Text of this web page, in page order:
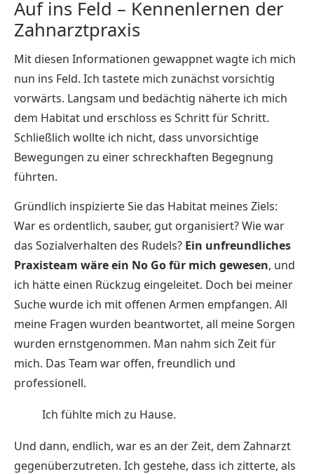
Auf ins Feld – Kennenlernen der
Zahnarztpraxis
Mit diesen Informationen gewappnet wagte ich mich
nun ins Feld. Ich tastete mich zunächst vorsichtig
vorwärts. Langsam und bedächtig näherte ich mich
dem Habitat und erschloss es Schritt für Schritt.
Schließlich wollte ich nicht, dass unvorsichtige
Bewegungen zu einer schreckhaften Begegnung
führten.
Gründlich inspizierte Sie das Habitat meines Ziels:
War es ordentlich, sauber, gut organisiert? Wie war
das Sozialverhalten des Rudels? Ein unfreundliches
Praxisteam wäre ein No Go für mich gewesen, und
ich hätte einen Rückzug eingeleitet. Doch bei meiner
Suche wurde ich mit offenen Armen empfangen. All
meine Fragen wurden beantwortet, all meine Sorgen
wurden ernstgenommen. Man nahm sich Zeit für
mich. Das Team war offen, freundlich und
professionell.
Ich fühlte mich zu Hause.
Und dann, endlich, war es an der Zeit, dem Zahnarzt
gegenüberzutreten. Ich gestehe, dass ich zitterte, als